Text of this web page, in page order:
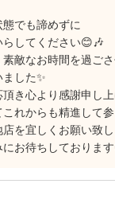
でも諦めずに
してください😊🎶
敵なお時間を過ご
した✨
き心より感謝申し上
れからも精進して参
を宜しくお願い致し
お待ちしておりま